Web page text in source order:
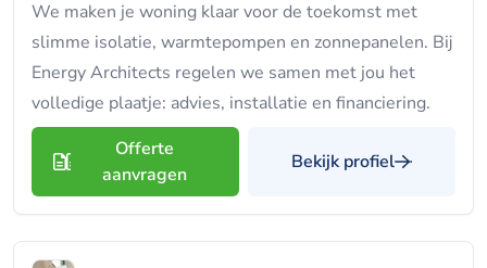
We maken je woning klaar voor de toekomst met
slimme isolatie, warmtepompen en zonnepanelen. Bij
Energy Architects regelen we samen met jou het
volledige plaatje: advies, installatie en financiering.
Offerte
aanvragen
Bekijk profiel